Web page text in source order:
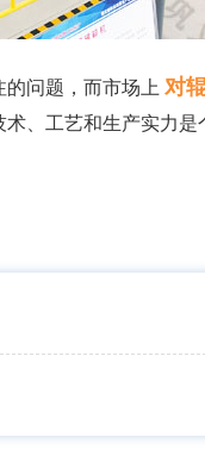
问题，而市场上 对
、工艺和生产实力